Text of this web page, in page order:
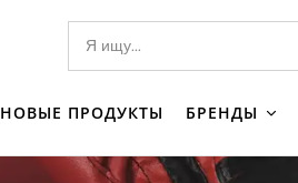
НОВЫЕ ПРОДУКТЫ БРЕНДЫ